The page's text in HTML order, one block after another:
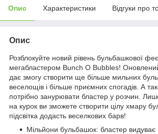
Опис Характеристики Відгуки про
Опис
Розблокуйте новий рівень бульбашкової
мегабластером Bunch O Bubbles!
дає змогу створити ще більше мильних
веселощів і більше приємних спогадів. А
потрібно занурювати бластер у розчин.
на курок ви зможете створити цілу хмару
підсвітка додасть веселкових барв!
Мільйони бульбашок: бластер видуває